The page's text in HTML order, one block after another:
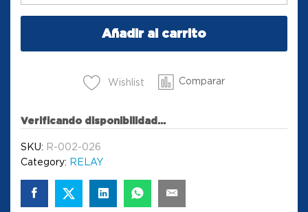
Añadir al carrito
Wishlist Comparar
Verificando disponibilidad...
SKU: R-002-026
Category: RELAY